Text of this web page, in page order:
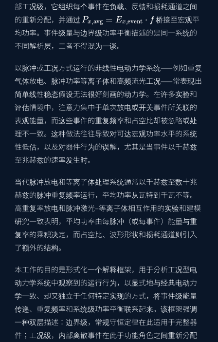
部工况级，它组织每个事件在负载、反馈和损耗通道之间
的重新分配，并通过
P x,avg=Ex,event⋅f
桥接至宏观平
均功率。事件级量与边界级功率平衡描述的是同一系统的
不同解析层，二者不得混为一谈。
以脉冲或工况方式运行的非线性电动力学系统——例如重复
气体放电、脉冲功率等离子体和高频流光工况——常表现出
简单线性稳态假设无法很好刻画的动力学。在许多实验和
评估情境中，注意力集中于单次放电或开关事件所关联的
表观能量，而这些事件的重复频率和占空比却被忽略或处
理不一致。这种做法往往导致对可达宏观功率水平的系统
性低估，以及对器件行为的误解，尤其是当事件以千赫兹
至兆赫兹的速率发生时。
当代脉冲放电和等离子体处理系统通常以千赫兹至数十兆
赫兹的脉冲重复频率运行，平均功率从瓦特到千瓦不等。
高重复率放电和脉冲激光–等离子体相互作用的实验和建模
研究一致表明，平均功率由每脉冲（或每事件）能量与重
复率的乘积决定，而占空比、波形形状和损耗通道则引入
了额外的结构。
本工作的目的是形式化一个解释框架，用于分析工况型电
动力学系统中观察到的运行行为，以显式地与经典电动力
学一致、却又独立于任何特定实现的方式，将事件级能量
传递、重复频率和系统级功率平衡联系起来。该框架强调
一种双层描述：边界级，常规守恒定律在此适用于完整器
件；工况级，内部离散事件在此于功能角色之间重新分配